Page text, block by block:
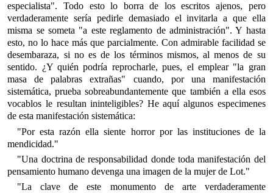
especialista". Todo esto lo borra de los escritos ajenos, pero
verdaderamente sería pedirle demasiado el invitarla a que ella
misma se someta "a este reglamento de administración". Y hasta
esto, no lo hace más que parcialmente. Con admirable facilidad se
desembaraza, si no es de los términos mismos, al menos de su
sentido. ¿Y quién podría reprocharle, pues, el emplear "la gran
masa de palabras extrañas" cuando, por una manifestación
sistemática, prueba sobreabundantemente que también a ella esos
vocablos le resultan ininteligibles? He aquí algunos especimenes
de esta manifestación sistemática:
"Por esta razón ella siente horror por las instituciones de la
mendicidad."
"Una doctrina de responsabilidad donde toda manifestación del
pensamiento humano devenga una imagen de la mujer de Lot."
"La clave de este monumento de arte verdaderamente